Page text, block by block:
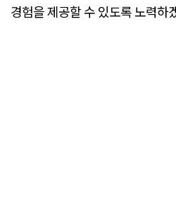
경험을 제공할 수 있도록 노력하